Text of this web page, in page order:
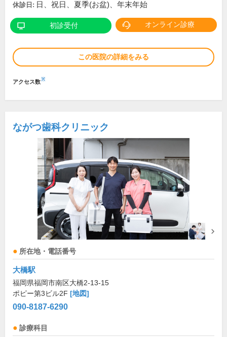
休診日: 日、祝日、夏季(お盆)、年末年始
初診受付 オンライン診療
この医院の詳細をみる
アクセス数※
ながつ歯科クリニック
所在地・電話番号
大橋駅
福岡県福岡市南区大橋2-13-15
ポピー第3ビル2F [地図]
090-8187-6290
診療科目